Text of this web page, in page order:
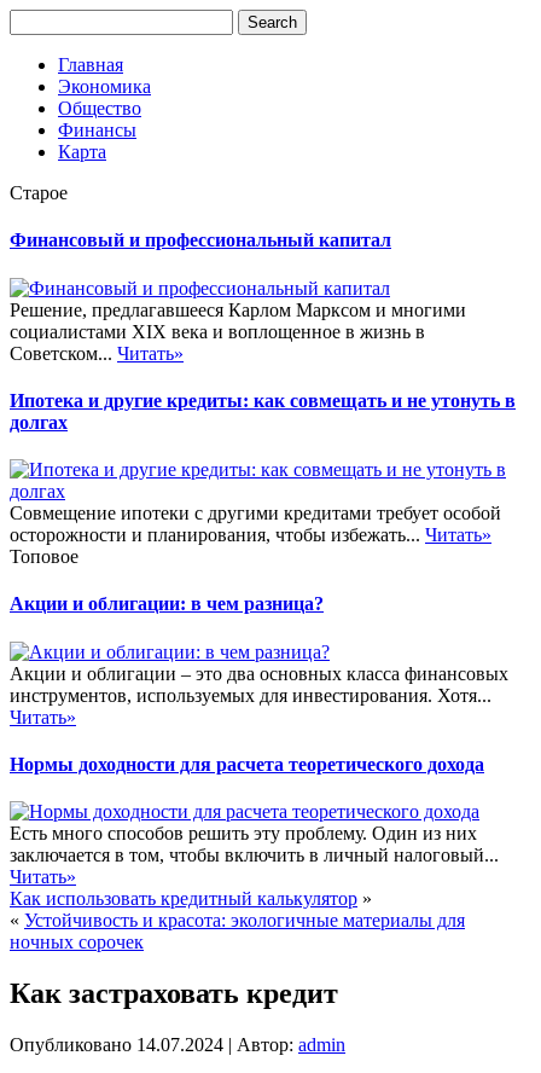
Главная
Экономика
Общество
Финансы
Карта
Старое
Финансовый и профессиональный капитал
Решение, предлагавшееся Карлом Марксом и многими
социалистами XIX века и воплощенное в жизнь в
Советском... Читать»
Ипотека и другие кредиты: как совмещать и не утонуть в
долгах
Совмещение ипотеки с другими кредитами требует особой
осторожности и планирования, чтобы избежать... Читать»
Топовое
Акции и облигации: в чем разница?
Акции и облигации – это два основных класса финансовых
инструментов, используемых для инвестирования. Хотя...
Читать»
Нормы доходности для расчета теоретического дохода
Есть много способов решить эту проблему. Один из них
заключается в том, чтобы включить в личный налоговый...
Читать»
Как использовать кредитный калькулятор »
« Устойчивость и красота: экологичные материалы для
ночных сорочек
Как застраховать кредит
Опубликовано 14.07.2024 | Автор: admin